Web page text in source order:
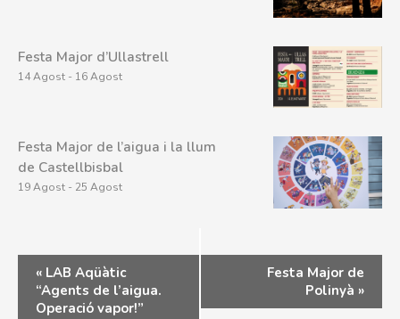
Festa Major d’Ullastrell
14 Agost - 16 Agost
Festa Major de l’aigua i la llum
de Castellbisbal
19 Agost - 25 Agost
« LAB Aqüàtic
“Agents de l’aigua.
Operació vapor!”
Festa Major de
Polinyà »